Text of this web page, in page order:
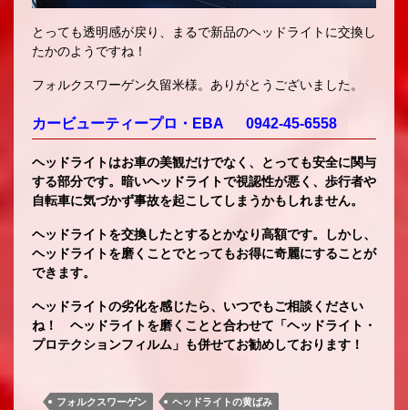
とっても透明感が戻り、まるで新品のヘッドライトに交換し
たかのようですね！
フォルクスワーゲン久留米様。ありがとうございました。
カービューティープロ・EBA 0942-45-6558
ヘッドライトはお車の美観だけでなく、とっても安全に関与
する部分です。暗いヘッドライトで視認性が悪く、歩行者や
自転車に気づかず事故を起こしてしまうかもしれません。
ヘッドライトを交換したとするとかなり高額です。しかし、
ヘッドライトを磨くことでとってもお得に奇麗にすることが
できます。
ヘッドライトの劣化を感じたら、いつでもご相談ください
ね！ ヘッドライトを磨くことと合わせて「ヘッドライト・
プロテクションフィルム」も併せてお勧めしております！
フォルクスワーゲン
ヘッドライトの黄ばみ